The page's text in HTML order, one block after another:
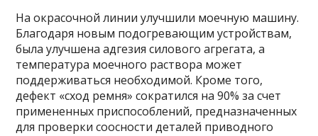
На окрасочной линии улучшили моечную машину.
Благодаря новым подогревающим устройствам,
была улучшена адгезия силового агрегата, а
температура моечного раствора может
поддерживаться необходимой. Кроме того,
дефект «сход ремня» сократился на 90% за счет
примененных приспособлений, предназначенных
для проверки соосности деталей приводного